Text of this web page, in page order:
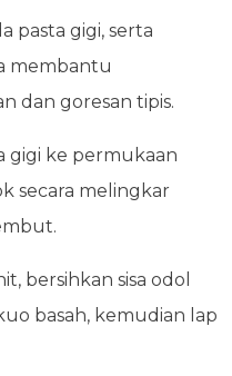
pasta gigi, serta
membantu
dan goresan tipis.
gigi ke permukaan
secara melingkar
bersihkan sisa odol
basah, kemudian lap